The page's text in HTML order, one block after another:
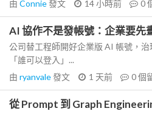
由 Connie發文 14 小時前 0
AI 協作不是發帳號：企業要先
公司替工程師開好企業版 AI 帳號，
「誰可以登入」...
由 ryanvale發文 1 天前 0個
從 Prompt 到 Graph